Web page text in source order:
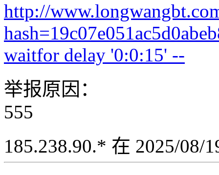
http://
waitfor delay '0:0:15' --
举报原因：
555
185.238.90.* 在 2025/08/